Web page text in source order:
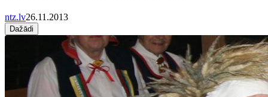
ntz.lv26.11.2013
Dažādi